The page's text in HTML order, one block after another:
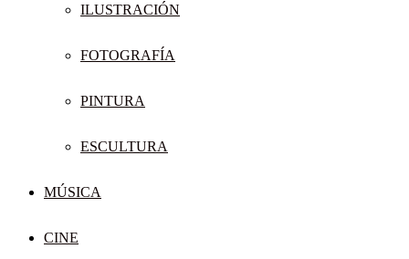
ILUSTRACIÓN
FOTOGRAFÍA
PINTURA
ESCULTURA
MÚSICA
CINE